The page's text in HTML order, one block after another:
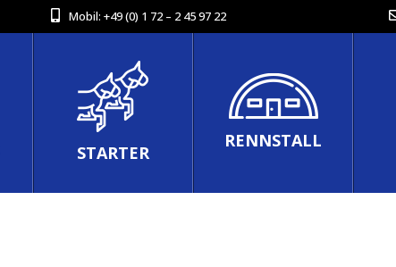
Mobil: +49 (0) 1 72 – 2 45 97 22
STARTER
RENNSTALL